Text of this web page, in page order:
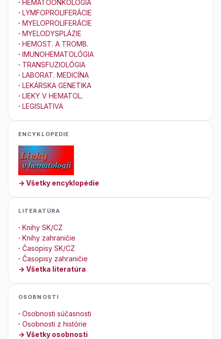
· HEMATOONKOLÓGIA
· LYMFOPROLIFERÁCIE
· MYELOPROLIFERÁCIE
· MYELODYSPLÁZIE
· HEMOST. A TROMB.
· IMUNOHEMATOLÓGIA
· TRANSFUZIOLÓGIA
· LABORAT. MEDICÍNA
· LEKÁRSKA GENETIKA
· LIEKY V HEMATOL.
· LEGISLATIVA
ENCYKLOPEDIE
→ Všetky encyklopédie
LITERATÚRA
· Knihy SK/CZ
· Knihy zahraničie
· Časopisy SK/CZ
· Časopisy zahraničie
→ Všetka literatúra
OSOBNOSTI
· Osobnosti súčasnosti
· Osobnosti z histórie
→ Všetky osobnosti